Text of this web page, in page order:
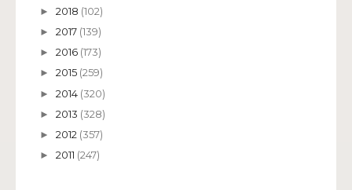
► 2018 (102)
► 2017 (139)
► 2016 (173)
► 2015 (259)
► 2014 (320)
► 2013 (328)
► 2012 (357)
► 2011 (247)